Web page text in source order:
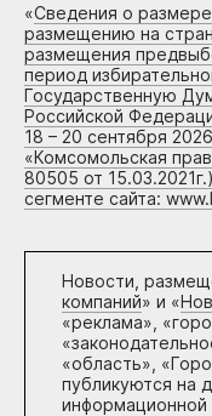
«Сведения о размере
размещению на
размещения
период
Государственную
Российской
18 – 20 сентября
«Комсомольская
80505 от
сегменте сайта:
Новости,
компаний» и «
«реклама»,
«область»,
публикуются на
информационной